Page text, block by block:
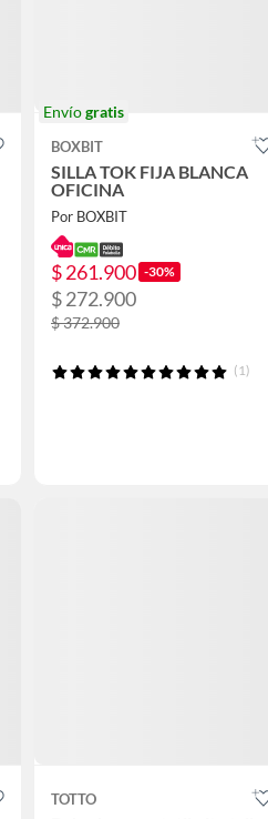
Envíogratis
BOXBIT
SILLA TOK FIJA BLANCA
OFICINA
Por BOXBIT
$ 261.900 -30%
$ 272.900
$ 372.900
(1)
TOTTO